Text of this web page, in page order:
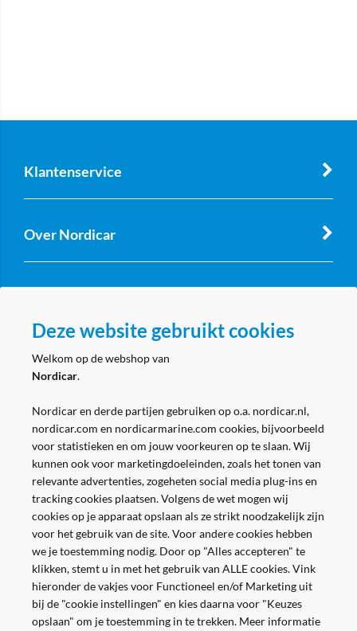
Klantenservice
Over Nordicar
Volg ons
Deze website gebruikt cookies
Welkom op de webshop van
Nordicar.
Nordicar en derde partijen gebruiken op o.a. nordicar.nl,
nordicar.com en nordicarmarine.com cookies, bijvoorbeeld
voor statistieken en om jouw voorkeuren op te slaan. Wij
kunnen ook voor marketingdoeleinden, zoals het tonen van
relevante advertenties, zogeheten social media plug-ins en
tracking cookies plaatsen. Volgens de wet mogen wij
cookies op je apparaat opslaan als ze strikt noodzakelijk zijn
voor het gebruik van de site. Voor andere cookies hebben
we je toestemming nodig. Door op "Alles accepteren" te
klikken, stemt u in met het gebruik van ALLE cookies. Vink
hieronder de vakjes voor Functioneel en/of Marketing uit
bij de "cookie instellingen" en kies daarna voor "Keuzes
opslaan" om je toestemming in te trekken. Meer informatie